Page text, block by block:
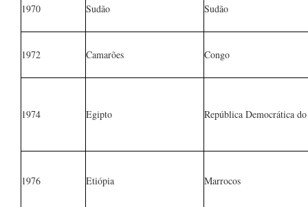
1970 Sudão Sudão
1972 Camarões Congo
1974 Egipto República Democrática
1976 Etiópia Marrocos